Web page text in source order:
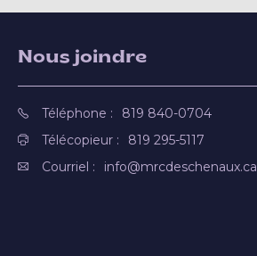
Nous joindre
Téléphone :
819 840-0704
Télécopieur :
819 295-5117
Courriel :
info@mrcdeschenaux.ca